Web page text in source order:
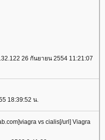
26 กันยายน 2554 11:21:07
18:39:52 น.
vs cialis[/url] Viagra